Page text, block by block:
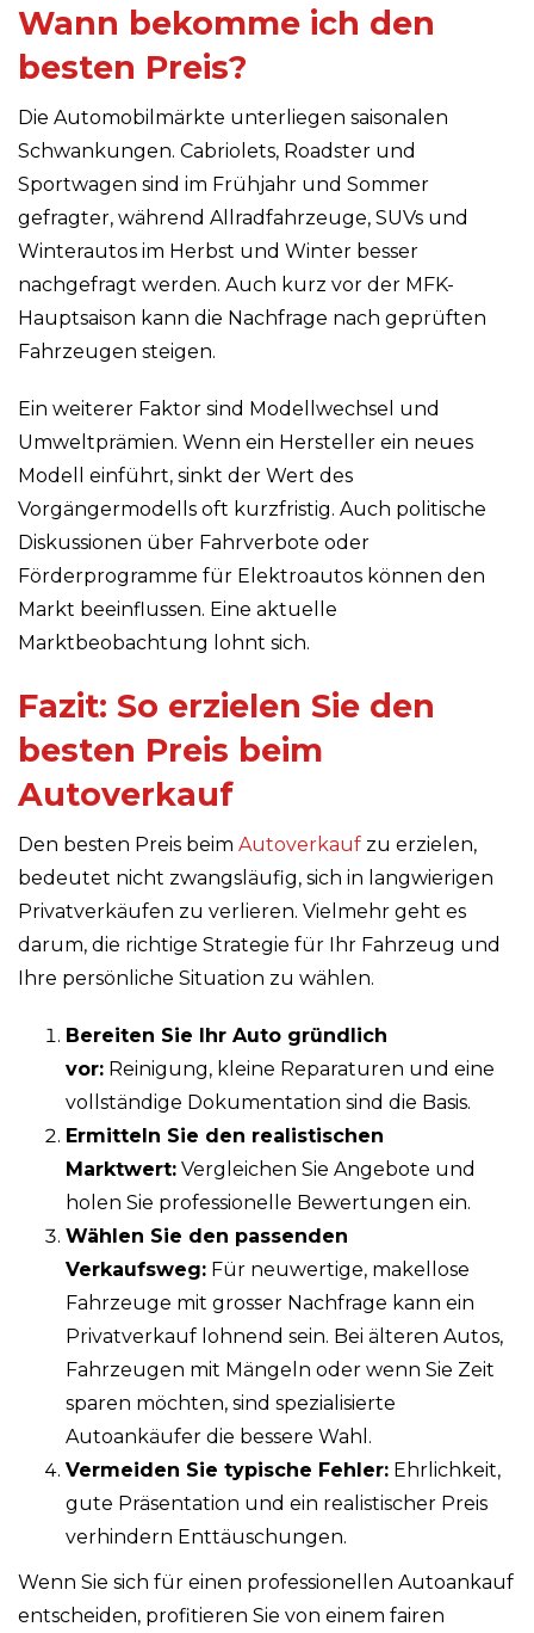
Wann bekomme ich den
besten Preis?
Die Automobilmärkte unterliegen saisonalen
Schwankungen. Cabriolets, Roadster und
Sportwagen sind im Frühjahr und Sommer
gefragter, während Allradfahrzeuge, SUVs und
Winterautos im Herbst und Winter besser
nachgefragt werden. Auch kurz vor der MFK-
Hauptsaison kann die Nachfrage nach geprüften
Fahrzeugen steigen.
Ein weiterer Faktor sind Modellwechsel und
Umweltprämien. Wenn ein Hersteller ein neues
Modell einführt, sinkt der Wert des
Vorgängermodells oft kurzfristig. Auch politische
Diskussionen über Fahrverbote oder
Förderprogramme für Elektroautos können den
Markt beeinflussen. Eine aktuelle
Marktbeobachtung lohnt sich.
Fazit: So erzielen Sie den
besten Preis beim
Autoverkauf
Den besten Preis beim Autoverkauf zu erzielen,
bedeutet nicht zwangsläufig, sich in langwierigen
Privatverkäufen zu verlieren. Vielmehr geht es
darum, die richtige Strategie für Ihr Fahrzeug und
Ihre persönliche Situation zu wählen.
Bereiten Sie Ihr Auto gründlich
vor: Reinigung, kleine Reparaturen und eine
vollständige Dokumentation sind die Basis.
Ermitteln Sie den realistischen
Marktwert: Vergleichen Sie Angebote und
holen Sie professionelle Bewertungen ein.
Wählen Sie den passenden
Verkaufsweg: Für neuwertige, makellose
Fahrzeuge mit grosser Nachfrage kann ein
Privatverkauf lohnend sein. Bei älteren Autos,
Fahrzeugen mit Mängeln oder wenn Sie Zeit
sparen möchten, sind spezialisierte
Autoankäufer die bessere Wahl.
Vermeiden Sie typische Fehler: Ehrlichkeit,
gute Präsentation und ein realistischer Preis
verhindern Enttäuschungen.
Wenn Sie sich für einen professionellen Autoankauf
entscheiden, profitieren Sie von einem fairen